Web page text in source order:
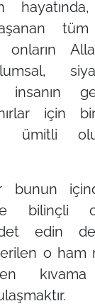
onların
insanın
için
ümitli
bunun
bilinçli
edin
o ham